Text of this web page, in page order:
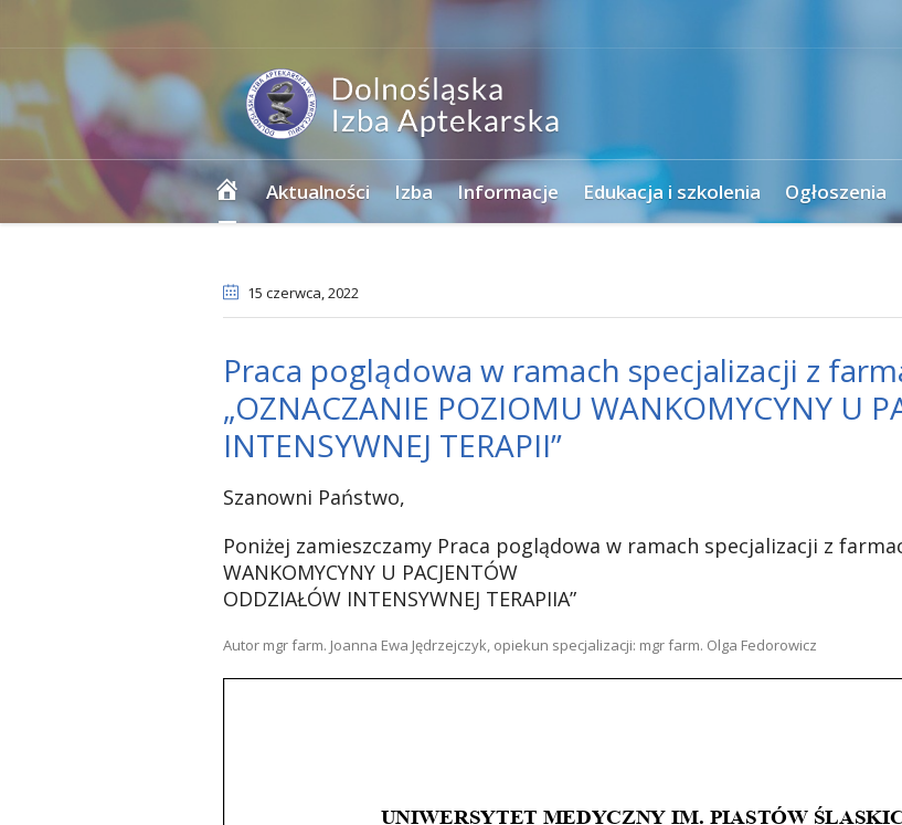
Strona
główna
Aktualności Izba Informacje Edukacja i szkolenia Ogłoszenia
15 czerwca, 2022
Praca poglądowa w ramach specjalizacji z
„OZNACZANIE POZIOMU WANKOMYCYNY U
INTENSYWNEJ TERAPII”
Szanowni Państwo,
Poniżej zamieszczamy Praca poglądowa w ramach specjalizacji z
WANKOMYCYNY U PACJENTÓW
ODDZIAŁÓW INTENSYWNEJ TERAPIIA”
Autor mgr farm. Joanna Ewa Jędrzejczyk, opiekun specjalizacji: mgr farm. Olga Fedorowicz